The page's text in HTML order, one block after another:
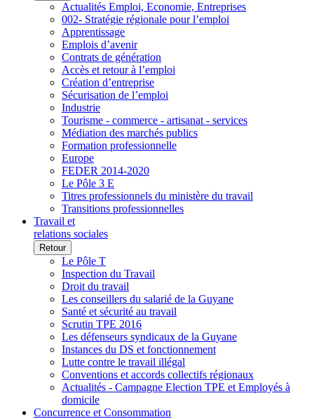
Actualités Emploi, Economie, Entreprises
002- Stratégie régionale pour l’emploi
Apprentissage
Emplois d’avenir
Contrats de génération
Accès et retour à l’emploi
Création d’entreprise
Sécurisation de l’emploi
Industrie
Tourisme - commerce - artisanat - services
Médiation des marchés publics
Formation professionnelle
Europe
FEDER 2014-2020
Le Pôle 3 E
Titres professionnels du ministère du travail
Transitions professionnelles
Travail et
relations sociales
Retour
Le Pôle T
Inspection du Travail
Droit du travail
Les conseillers du salarié de la Guyane
Santé et sécurité au travail
Scrutin TPE 2016
Les défenseurs syndicaux de la Guyane
Instances du DS et fonctionnement
Lutte contre le travail illégal
Conventions et accords collectifs régionaux
Actualités - Campagne Election TPE et Employés à
domicile
Concurrence et Consommation